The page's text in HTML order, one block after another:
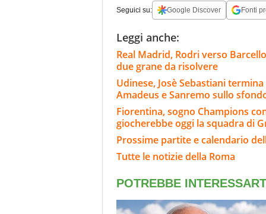
Seguici su: Google Discover Fonti
Leggi anche:
Real Madrid, Rodri verso
due grane da risolvere
Udinese, Josè Sebastiani
Amadeus e Sanremo sullo
Fiorentina, sogno Champions
giocherebbe oggi la squadra di
Prossime partite e calendario
Tutte le notizie della Roma